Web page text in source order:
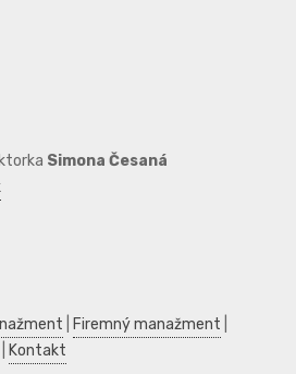
Simona Česaná
Firemný manažment
Kontakt